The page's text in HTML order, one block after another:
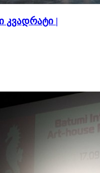
კვადრატი |